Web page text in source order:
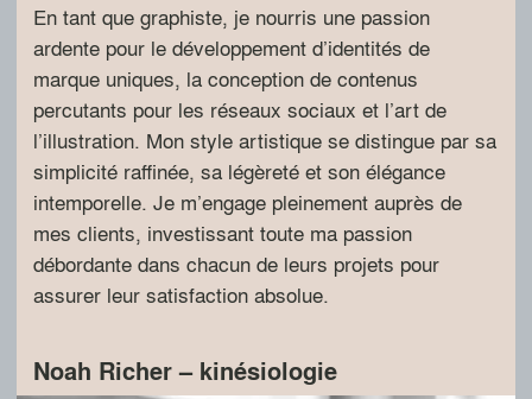
En tant que graphiste, je nourris une passion
ardente pour le développement d’identités de
marque uniques, la conception de contenus
percutants pour les réseaux sociaux et l’art de
l’illustration. Mon style artistique se distingue par sa
simplicité raffinée, sa légèreté et son élégance
intemporelle. Je m’engage pleinement auprès de
mes clients, investissant toute ma passion
débordante dans chacun de leurs projets pour
assurer leur satisfaction absolue.
Noah Richer – kinésiologie